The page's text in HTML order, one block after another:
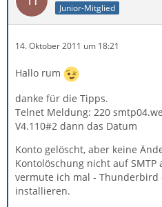
Junior-Mitglied
14. Oktober 2011 um 18:21
Hallo rum
danke für die Tipps.
Telnet Meldung: 220
V4.110#2 dann das Datum
Konto gelöscht, aber keine
Kontolöschung nicht auf
vermute ich mal -
installieren.